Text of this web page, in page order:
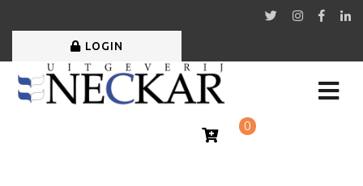
LOGIN
0